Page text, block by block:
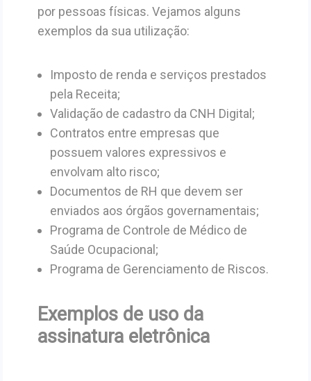
por pessoas físicas. Vejamos alguns
exemplos da sua utilização:
Imposto de renda e serviços prestados
pela Receita;
Validação de cadastro da CNH Digital;
Contratos entre empresas que
possuem valores expressivos e
envolvam alto risco;
Documentos de RH que devem ser
enviados aos órgãos governamentais;
Programa de Controle de Médico de
Saúde Ocupacional;
Programa de Gerenciamento de Riscos.
Exemplos de uso da
assinatura eletrônica